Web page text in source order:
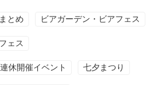
とめ ビアガーデン・ビアフェス
ェス
休開催イベント 七夕まつり